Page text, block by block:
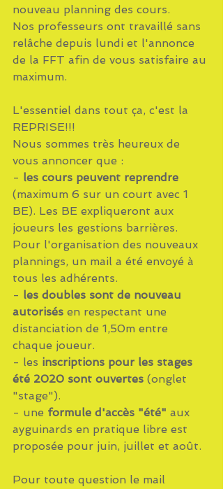
nouveau planning des cours.
Nos professeurs ont travaillé sans
relâche depuis lundi et l'annonce
de la FFT afin de vous satisfaire au
maximum.
L'essentiel dans tout ça, c'est la
REPRISE!!!
Nous sommes très heureux de
vous annoncer que :
- les cours peuvent reprendre
(maximum 6 sur un court avec 1
BE). Les BE expliqueront aux
joueurs les gestions barrières.
Pour l'organisation des nouveaux
plannings, un mail a été envoyé à
tous les adhérents.
- les doubles sont de nouveau
autorisés en respectant une
distanciation de 1,50m entre
chaque joueur.
- les inscriptions pour les stages
été 2020 sont ouvertes (onglet
"stage").
- une formule d'accès "été" aux
ayguinards en pratique libre est
proposée pour juin, juillet et août.
Pour toute question le mail